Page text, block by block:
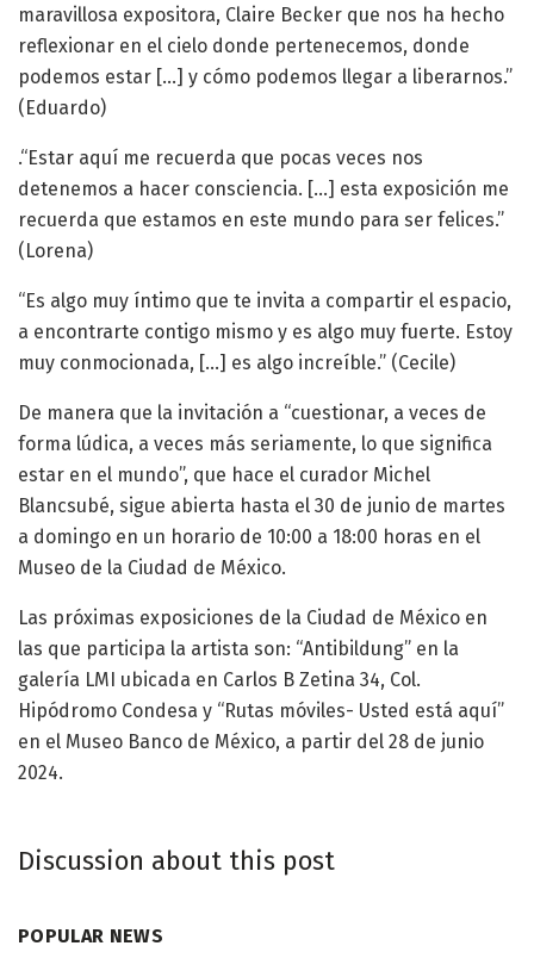
maravillosa expositora, Claire Becker que nos ha hecho
reflexionar en el cielo donde pertenecemos, donde
podemos estar […] y cómo podemos llegar a liberarnos.”
(Eduardo)
.“Estar aquí me recuerda que pocas veces nos
detenemos a hacer consciencia. […] esta exposición me
recuerda que estamos en este mundo para ser felices.”
(Lorena)
“Es algo muy íntimo que te invita a compartir el espacio,
a encontrarte contigo mismo y es algo muy fuerte. Estoy
muy conmocionada, […] es algo increíble.” (Cecile)
De manera que la invitación a “cuestionar, a veces de
forma lúdica, a veces más seriamente, lo que significa
estar en el mundo”, que hace el curador Michel
Blancsubé, sigue abierta hasta el 30 de junio de martes
a domingo en un horario de 10:00 a 18:00 horas en el
Museo de la Ciudad de México.
Las próximas exposiciones de la Ciudad de México en
las que participa la artista son: “Antibildung” en la
galería LMI ubicada en Carlos B Zetina 34, Col.
Hipódromo Condesa y “Rutas móviles- Usted está aquí”
en el Museo Banco de México, a partir del 28 de junio
2024.
Discussion about this post
POPULAR NEWS